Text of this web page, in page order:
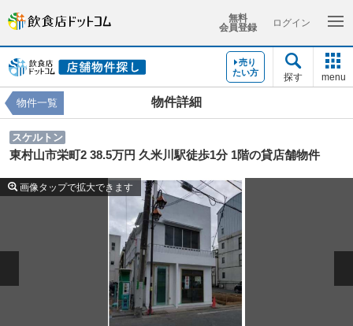
無料
会員登録
ログイン
売り
たい方
探す menu
物件詳細
物件一覧
スケルトン
東村山市栄町2 38.5万円 久米川駅徒歩1分 1階の貸店舗物件
画像タップで拡大できます